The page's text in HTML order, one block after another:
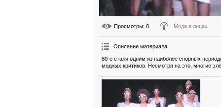
Просмотры: 0 Мода в лицах
Описание материала:
80-е стали одним из наиболее спорных
модных критиков. Несмотря на это, многие